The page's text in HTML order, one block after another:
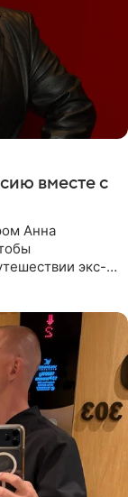
вместе с
Анна
экс-